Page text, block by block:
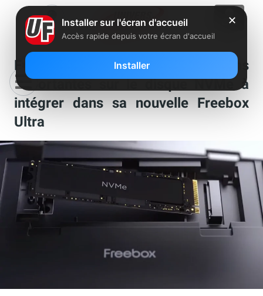
Free apporte des précisions
importantes sur le disque NVMe à
intégrer dans sa nouvelle Freebox
Ultra
✕
Installer sur l'écran d'accueil
Accès rapide depuis votre écran d'accueil
Installer